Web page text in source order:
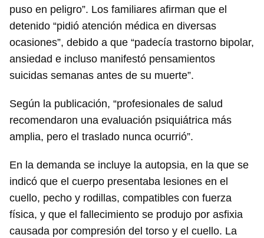
puso en peligro”. Los familiares afirman que el
detenido “pidió atención médica en diversas
ocasiones”, debido a que “padecía trastorno bipolar,
ansiedad e incluso manifestó pensamientos
suicidas semanas antes de su muerte”.
Según la publicación, “profesionales de salud
recomendaron una evaluación psiquiátrica más
amplia, pero el traslado nunca ocurrió”.
En la demanda se incluye la autopsia, en la que se
indicó que el cuerpo presentaba lesiones en el
cuello, pecho y rodillas, compatibles con fuerza
física, y que el fallecimiento se produjo por asfixia
causada por compresión del torso y el cuello. La